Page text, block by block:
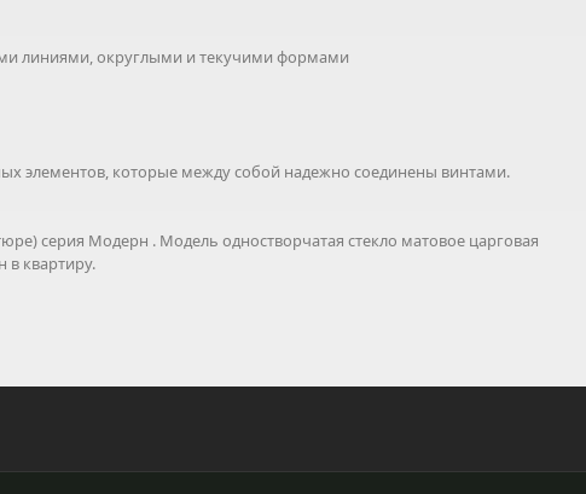
линиями, округлыми и текучими формами
элементов, которые между собой надежно соединены винтами.
серия Модерн . Модель одностворчатая стекло матовое царговая
в квартиру.